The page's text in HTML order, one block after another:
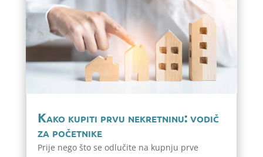
Kako kupiti prvu nekretninu: vodič
za početnike
Prije nego što se odlučite na kupnju prve